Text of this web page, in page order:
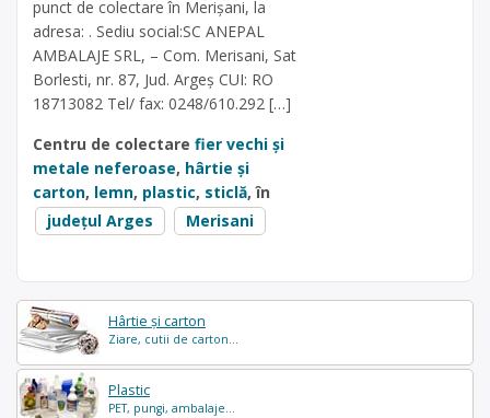
Hârtie și carton
Ziare, cutii de carton...
Plastic
PET, pungi, ambalaje...
punct de colectare în Merișani, la
adresa: . Sediu social:SC ANEPAL
AMBALAJE SRL, – Com. Merisani, Sat
Borlesti, nr. 87, Jud. Argeș CUI: RO
18713082 Tel/ fax: 0248/610.292 […]
Centru de colectare fier vechi și
metale neferoase, hârtie și
carton, lemn, plastic, sticlă, în
județul Arges
Merisani